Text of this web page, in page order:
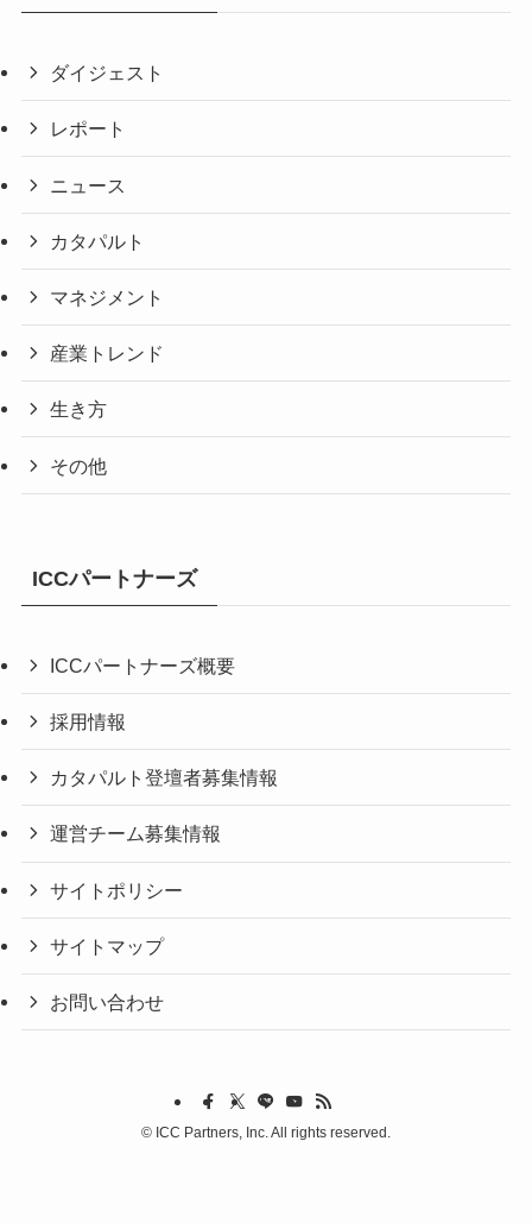
ダイジェスト
レポート
ニュース
カタパルト
マネジメント
産業トレンド
生き方
その他
ICCパートナーズ
ICCパートナーズ概要
採用情報
カタパルト登壇者募集情報
運営チーム募集情報
サイトポリシー
サイトマップ
お問い合わせ
© ICC Partners, Inc. All rights reserved.